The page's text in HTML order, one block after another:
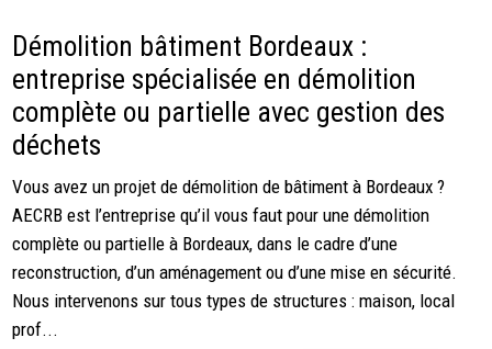
Démolition bâtiment Bordeaux :
entreprise spécialisée en démolition
complète ou partielle avec gestion des
déchets
Vous avez un projet de démolition de bâtiment à Bordeaux ?
AECRB est l’entreprise qu’il vous faut pour une démolition
complète ou partielle à Bordeaux, dans le cadre d’une
reconstruction, d’un aménagement ou d’une mise en sécurité.
Nous intervenons sur tous types de structures : maison, local
prof...